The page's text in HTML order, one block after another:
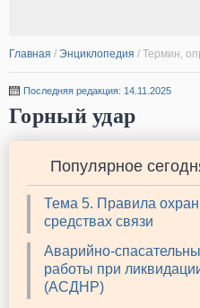
Главная / Энциклопедия / Термин,
Последняя редакция: 14.11.2025
Горный удар
Популярное
Тема 5. Правила
средствах связи
Аварийно-
работы при
(АСДНР)